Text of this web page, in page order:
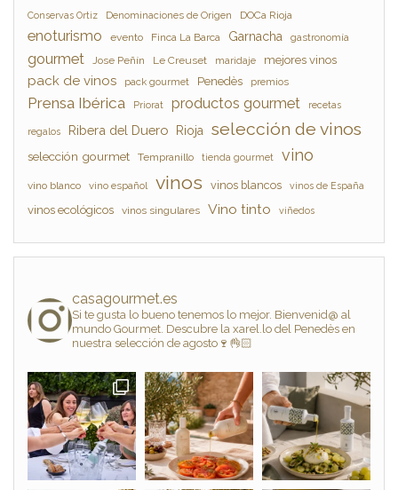
Conservas Ortiz Denominaciones de Origen DOCa Rioja
enoturismo evento Finca La Barca Garnacha gastronomía
gourmet Jose Peñín Le Creuset maridaje mejores vinos
pack de vinos pack gourmet Penedès premios
Prensa Ibérica Priorat productos gourmet recetas
regalos Ribera del Duero Rioja selección de vinos
selección gourmet Tempranillo tienda gourmet vino
vino blanco vino español vinos vinos blancos vinos de España
vinos ecológicos vinos singulares Vino tinto viñedos
casagourmet.es
Si te gusta lo bueno tenemos lo mejor. Bienvenid@ al
mundo Gourmet. Descubre la xarel.lo del Penedès en
nuestra selección de agosto🍷👌🏻